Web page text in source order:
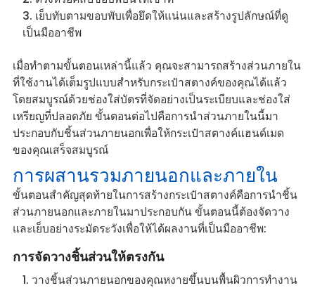
เย็บทับตามขอบพับเพื่อยึดให้แน่นและสร้างรูปลักษณ์ที่ดู
เป็นมืออาชีพ
เมื่อทำตามขั้นตอนเหล่านี้แล้ว คุณจะสามารถสร้างส่วนภายใน
ที่ใช้งานได้เต็มรูปแบบสำหรับกระเป๋าสตางค์ของคุณได้แล้ว
โดยสมบูรณ์ด้วยช่องใส่บัตรที่จัดอย่างเป็นระเบียบและช่องใส่
เหรียญที่ปลอดภัย ขั้นตอนต่อไปคือการนำส่วนภายในนี้มา
ประกอบกับชิ้นส่วนภายนอกเพื่อให้กระเป๋าสตางค์แฮนด์เมด
ของคุณเสร็จสมบูรณ์
การผสานรวมภายนอกและภายใน
ขั้นตอนสำคัญสุดท้ายในการสร้างกระเป๋าสตางค์คือการนำชิ้น
ส่วนภายนอกและภายในมาประกอบกัน ขั้นตอนนี้ต้องจัดวาง
และเย็บอย่างระมัดระวังเพื่อให้ได้ผลงานที่เป็นมืออาชีพ:
การจัดวางชิ้นส่วนให้ตรงกัน
วางชิ้นส่วนภายนอกของคุณหงายขึ้นบนพื้นผิวการทำงาน